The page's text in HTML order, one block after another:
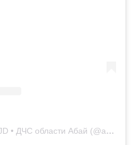
Публикация от Abai oblysy TJD • ДЧС области Абай (@abaioblysytjd)